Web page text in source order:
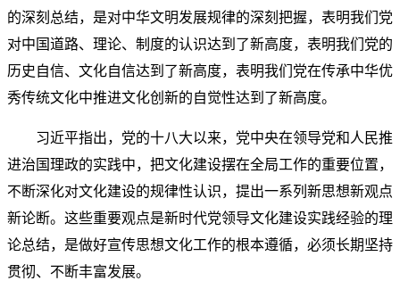
的深刻总结，是对中华文明发展规律的深刻把握，表明我们党
对中国道路、理论、制度的认识达到了新高度，表明我们党的
历史自信、文化自信达到了新高度，表明我们党在传承中华优
秀传统文化中推进文化创新的自觉性达到了新高度。
习近平指出，党的十八大以来，党中央在领导党和人民推
进治国理政的实践中，把文化建设摆在全局工作的重要位置，
不断深化对文化建设的规律性认识，提出一系列新思想新观点
新论断。这些重要观点是新时代党领导文化建设实践经验的理
论总结，是做好宣传思想文化工作的根本遵循，必须长期坚持
贯彻、不断丰富发展。